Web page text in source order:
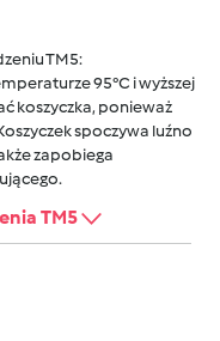
TM5:
95°C i wyższej
koszyczka, ponieważ
spoczywa luźno
zapobiega
TM5